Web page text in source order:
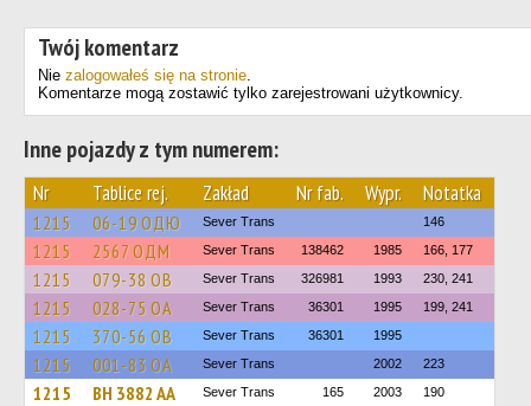
Twój komentarz
Nie zalogowałeś się na stronie.
Komentarze mogą zostawić tylko zarejestrowani użytkownicy.
Inne pojazdy z tym numerem:
Nr Tablice rej. Zakład Nr fab. Wypr. Notatka
1215 06-19 ОДЮ Sever Trans 146
1215 2567 ОДМ Sever Trans 138462 1985 166, 177
1215 079-38 ОВ Sever Trans 326981 1993 230, 241
1215 028-75 ОА Sever Trans 36301 1995 199, 241
1215 370-56 ОВ Sever Trans 36301 1995
1215 001-83 ОА Sever Trans 2002 223
1215 BH 3882 AA Sever Trans 165 2003 190